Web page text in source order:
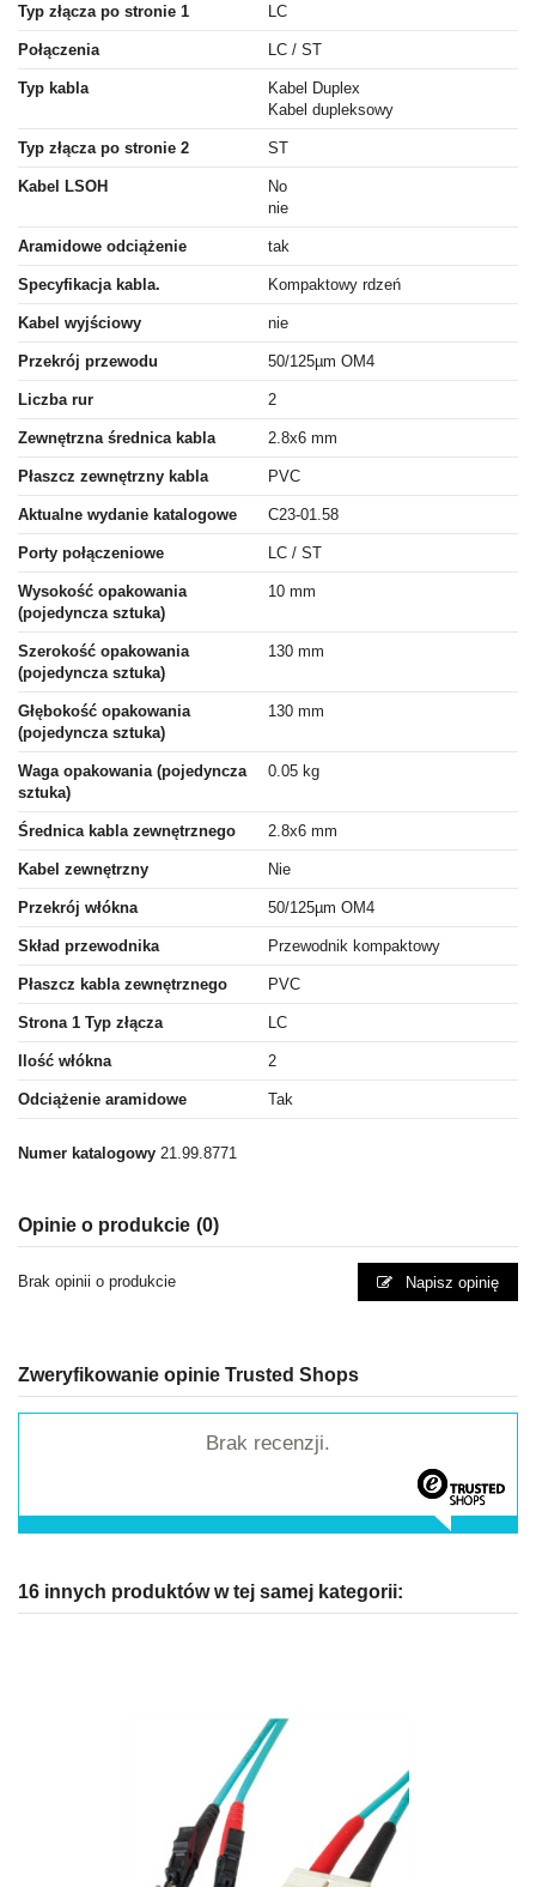
Typ złącza po stronie 1 LC
Połączenia LC / ST
Typ kabla
Kabel Duplex
Kabel dupleksowy
Typ złącza po stronie 2 ST
Kabel LSOH
No
nie
Aramidowe odciążenie tak
Specyfikacja kabla. Kompaktowy rdzeń
Kabel wyjściowy nie
Przekrój przewodu 50/125µm OM4
Liczba rur 2
Zewnętrzna średnica kabla 2.8x6 mm
Płaszcz zewnętrzny kabla PVC
Aktualne wydanie katalogowe C23-01.58
Porty połączeniowe LC / ST
Wysokość opakowania
(pojedyncza sztuka)
10 mm
Szerokość opakowania
(pojedyncza sztuka)
130 mm
Głębokość opakowania
(pojedyncza sztuka)
130 mm
Waga opakowania (pojedyncza
sztuka)
0.05 kg
Średnica kabla zewnętrznego 2.8x6 mm
Kabel zewnętrzny Nie
Przekrój włókna 50/125µm OM4
Skład przewodnika Przewodnik kompaktowy
Płaszcz kabla zewnętrznego PVC
Strona 1 Typ złącza LC
Ilość włókna 2
Odciążenie aramidowe Tak
Numer katalogowy 21.99.8771
Opinie o produkcie (0)
Brak opinii o produkcie Napisz opinię
Zweryfikowanie opinie Trusted Shops
Brak recenzji.
16 innych produktów w tej samej kategorii: